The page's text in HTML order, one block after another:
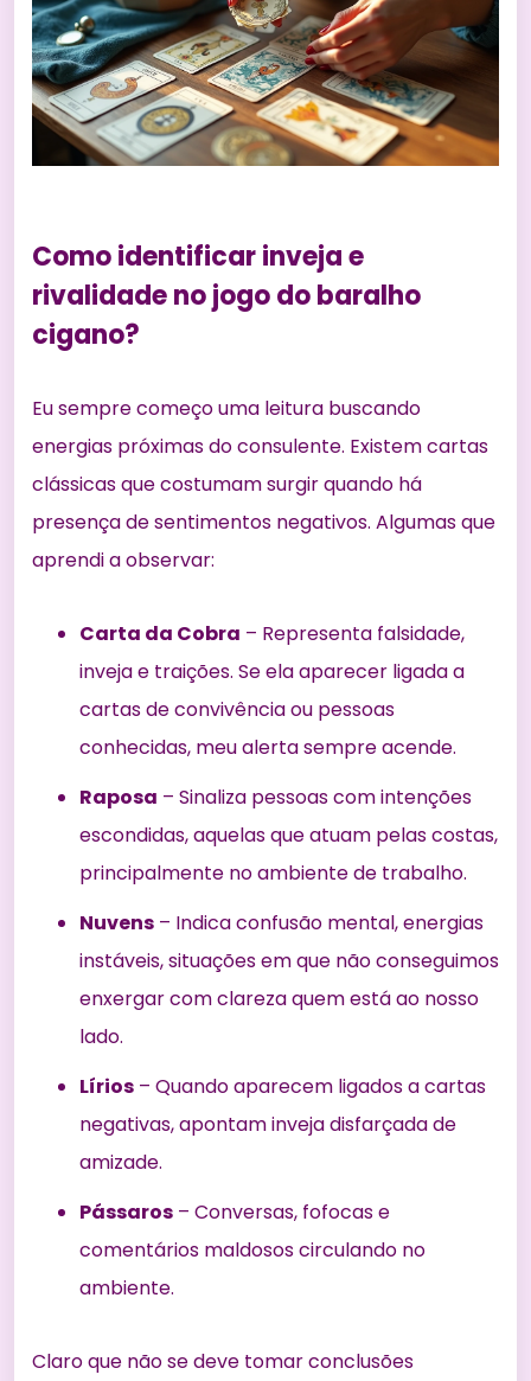
Como identificar inveja e
rivalidade no jogo do baralho
cigano?
Eu sempre começo uma leitura buscando
energias próximas do consulente. Existem cartas
clássicas que costumam surgir quando há
presença de sentimentos negativos. Algumas que
aprendi a observar:
Carta da Cobra – Representa falsidade,
inveja e traições. Se ela aparecer ligada a
cartas de convivência ou pessoas
conhecidas, meu alerta sempre acende.
Raposa – Sinaliza pessoas com intenções
escondidas, aquelas que atuam pelas costas,
principalmente no ambiente de trabalho.
Nuvens – Indica confusão mental, energias
instáveis, situações em que não conseguimos
enxergar com clareza quem está ao nosso
lado.
Lírios – Quando aparecem ligados a cartas
negativas, apontam inveja disfarçada de
amizade.
Pássaros – Conversas, fofocas e
comentários maldosos circulando no
ambiente.
Claro que não se deve tomar conclusões